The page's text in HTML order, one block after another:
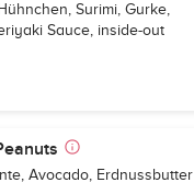
Surimi, Gurke,
Sauce, inside-out
Avocado, Erdnussbutter